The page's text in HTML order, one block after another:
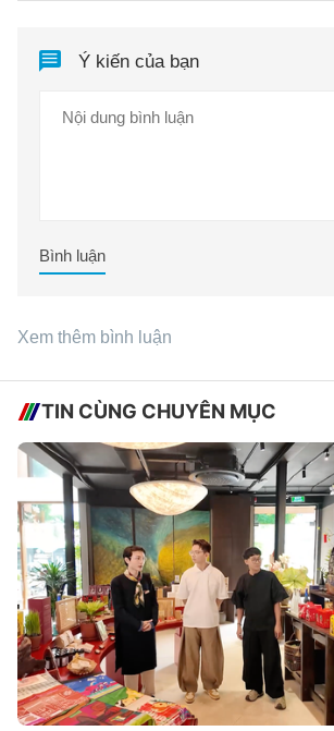
Ý kiến của bạn
Bình luận
Xem thêm bình luận
TIN CÙNG CHUYÊN MỤC